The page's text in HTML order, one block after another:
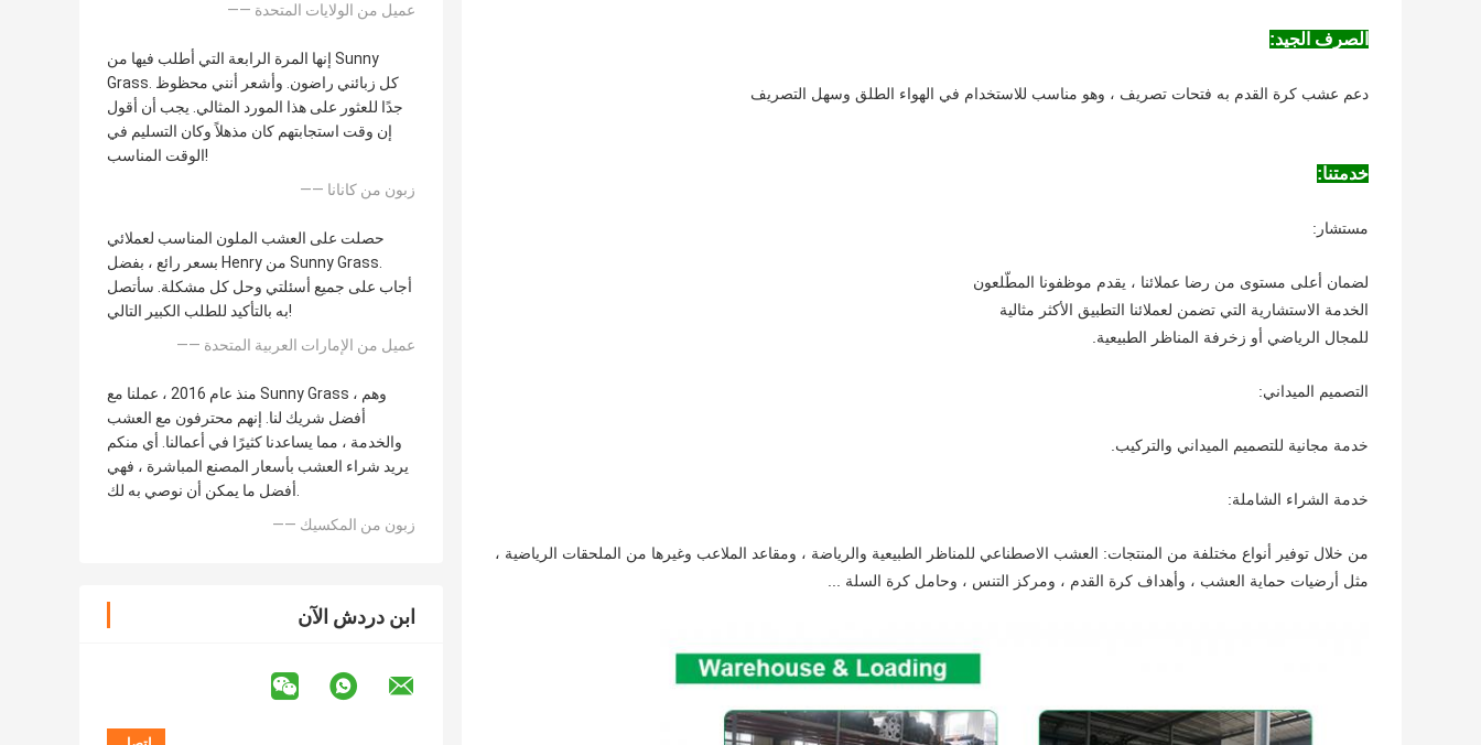
—— عميل من الولايات المتحدة
إنها المرة الرابعة التي أطلب فيها من Sunny
Grass. كل زبائني راضون. وأشعر أنني محظوظ
جدًا للعثور على هذا المورد المثالي. يجب أن أقول
إن وقت استجابتهم كان مذهلاً وكان التسليم في
الوقت المناسب!
—— زبون من كانانا
حصلت على العشب الملون المناسب لعملائي
بسعر رائع ، بفضل Henry من Sunny Grass.
أجاب على جميع أسئلتي وحل كل مشكلة. سأتصل
به بالتأكيد للطلب الكبير التالي!
—— عميل من الإمارات العربية المتحدة
منذ عام 2016 ، عملنا مع Sunny Grass ، وهم
أفضل شريك لنا. إنهم محترفون مع العشب
والخدمة ، مما يساعدنا كثيرًا في أعمالنا. أي منكم
يريد شراء العشب بأسعار المصنع المباشرة ، فهي
أفضل ما يمكن أن نوصي به لك.
—— زبون من المكسيك
ابن دردش الآن
الصرف الجيد:
دعم عشب كرة القدم به فتحات تصريف ، وهو مناسب للاستخدام في الهواء الطلق وسهل التصريف
خدمتنا:
مستشار:
لضمان أعلى مستوى من رضا عملائنا ، يقدم موظفونا المطّلعون
الخدمة الاستشارية التي تضمن لعملائنا التطبيق الأكثر مثالية
للمجال الرياضي أو زخرفة المناظر الطبيعية.
التصميم الميداني:
خدمة مجانية للتصميم الميداني والتركيب.
خدمة الشراء الشاملة:
من خلال توفير أنواع مختلفة من المنتجات: العشب الاصطناعي للمناظر الطبيعية والرياضة ، ومقاعد الملاعب وغيرها من الملحقات الرياضية ،
مثل أرضيات حماية العشب ، وأهداف كرة القدم ، ومركز التنس ، وحامل كرة السلة ...